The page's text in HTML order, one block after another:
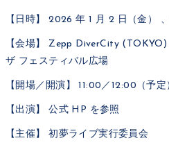
【日時】 2026 年 1 月 2 日（金）
【会場】 Zepp DiverCity
ザ フェスティバル広場
【開場／開演】 11:00／12:00（予定
【出演】 公式 HP を参照
【主催】 初夢ライブ実行委員会